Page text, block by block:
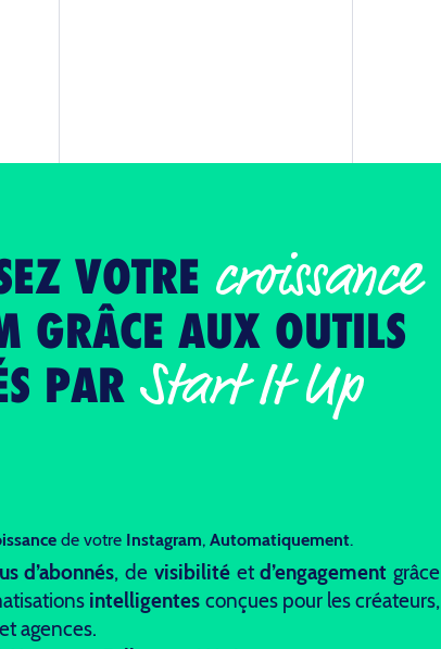
VOTRE croissance
GRÂCE AUX OUTILS
PAR Start It Up
de votre Instagram,Automatiquement.
d’abonnés, de visibilitéetd’engagement grâce
intelligentesconçues pour les créateurs,
agences.